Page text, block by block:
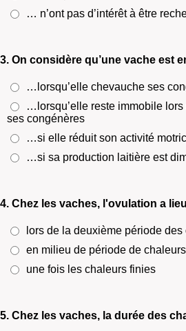
… n’ont pas d’intérêt à être
3. On considère qu’une vache est
…lorsqu’elle chevauche ses
…lorsqu’elle reste immobile
ses congénères
…si elle réduit son activité
…si sa production laitière est
4. Chez les vaches, l'ovulation a
lors de la deuxième période des
en milieu de période de chaleurs
une fois les chaleurs finies
5. Chez les vaches, la durée des